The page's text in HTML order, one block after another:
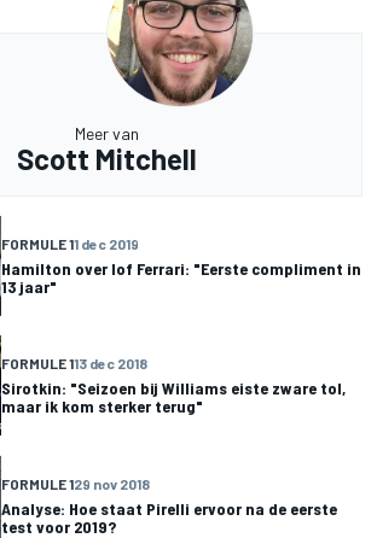
Meer van
Scott Mitchell
FORMULE 11 dec 2019
Hamilton over lof Ferrari: "Eerste compliment in
13 jaar"
FORMULE 113 dec 2018
Sirotkin: "Seizoen bij Williams eiste zware tol,
maar ik kom sterker terug"
FORMULE 129 nov 2018
Analyse: Hoe staat Pirelli ervoor na de eerste
test voor 2019?